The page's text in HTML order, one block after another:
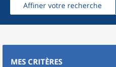
Affiner votre recherche
MES CRITÈRES